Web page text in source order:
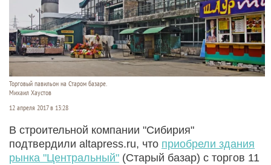
Торговый павильон на Старом базаре.
Михаил Хаустов
12 апреля 2017 в 13:28
В строительной компании "Сибирия"
подтвердили altapress.ru, что приобрели здания
рынка "Центральный" (Старый базар) с торгов 11